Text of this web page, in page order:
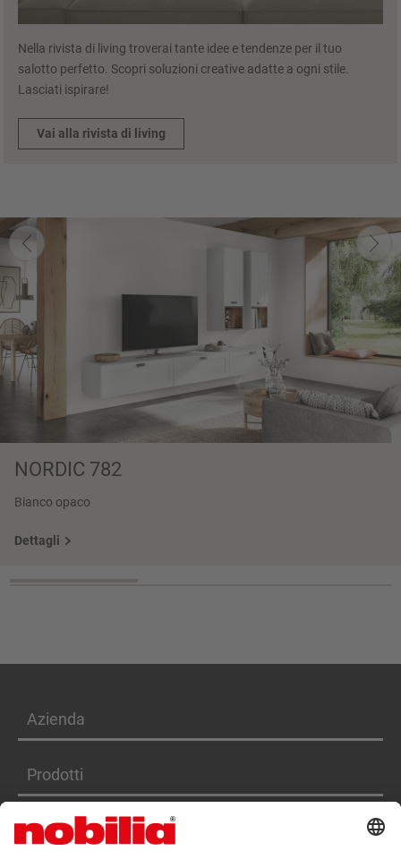
Nella rivista di living troverai tante idee e tendenze per il tuo
salotto perfetto. Scopri soluzioni creative adatte a ogni stile.
Lasciati ispirare!
Vai alla rivista di living
NORDIC 782
Bianco opaco
Dettagli
Azienda
Prodotti
Servizi